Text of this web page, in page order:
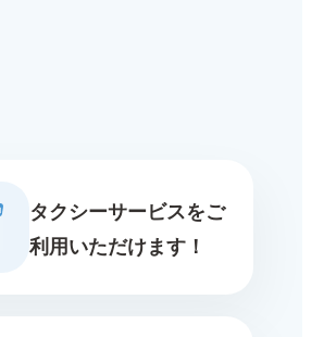
タクシーサービスをご
利用いただけます！